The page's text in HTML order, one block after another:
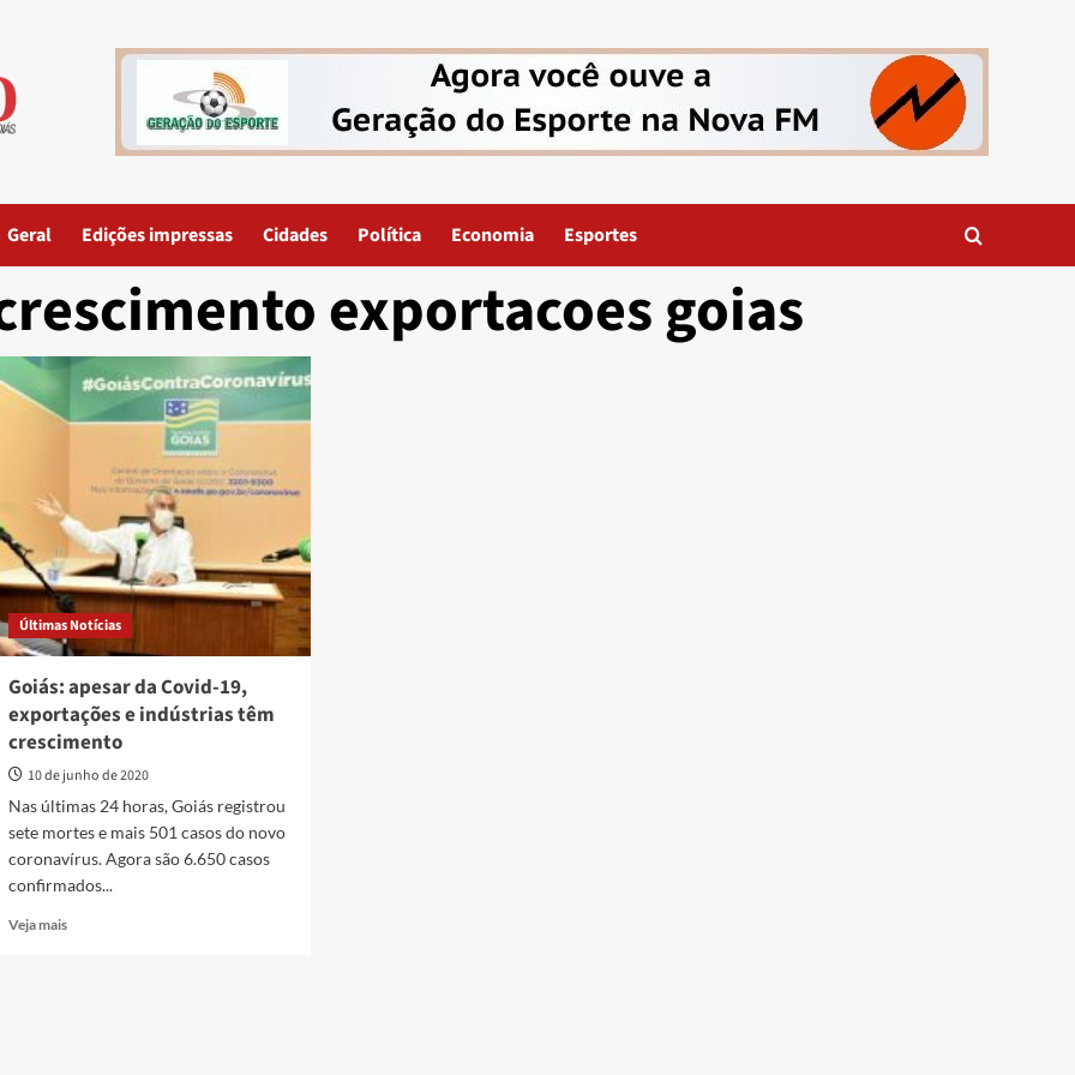
Geral Edições impressas Cidades Política Economia Esportes
exportacoes goias
Últimas Notícias
Goiás: apesar da Covid-19,
exportações e indústrias têm
crescimento
10 de junho de 2020
Nas últimas 24 horas, Goiás registrou
sete mortes e mais 501 casos do novo
coronavírus. Agora são 6.650 casos
confirmados...
Veja maisRead